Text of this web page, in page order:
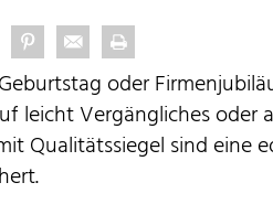
oder
leicht Vergängliches oder
Qualitätssiegel sind eine